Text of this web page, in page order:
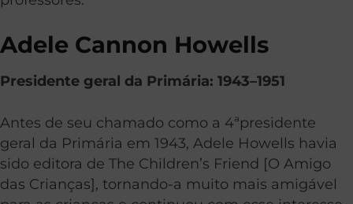
Adele Cannon Howells
Presidente geral da Primária: 1943–1951
Antes de seu chamado como a 4ªpresidente
geral da Primária em 1943, Adele Howells havia
sido editora de The Children’s Friend [O Amigo
das Crianças], tornando-a muito mais amigável